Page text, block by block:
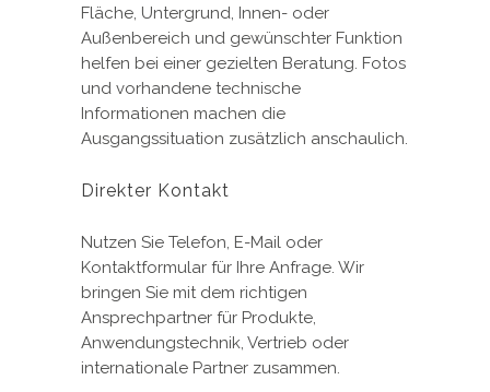
Fläche, Untergrund, Innen- oder
Außenbereich und gewünschter Funktion
helfen bei einer gezielten Beratung. Fotos
und vorhandene technische
Informationen machen die
Ausgangssituation zusätzlich anschaulich.
Direkter Kontakt
Nutzen Sie Telefon, E-Mail oder
Kontaktformular für Ihre Anfrage. Wir
bringen Sie mit dem richtigen
Ansprechpartner für Produkte,
Anwendungstechnik, Vertrieb oder
internationale Partner zusammen.